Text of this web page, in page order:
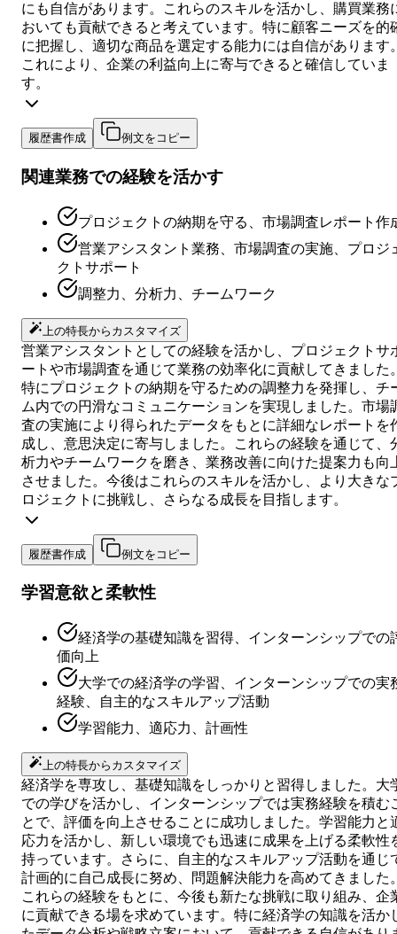
にも自信があります。これらのスキルを活かし、購買業務
おいても貢献できると考えています。特に顧客ニーズを的
に把握し、適切な商品を選定する能力には自信があります
これにより、企業の利益向上に寄与できると確信していま
す。
履歴書作成 例文をコピー
関連業務での経験を活かす
プロジェクトの納期を守る、市場調査レポート作
営業アシスタント業務、市場調査の実施、プロジ
クトサポート
調整力、分析力、チームワーク
上の特長からカスタマイズ
営業アシスタントとしての経験を活かし、プロジェクトサ
ートや市場調査を通じて業務の効率化に貢献してきました
特にプロジェクトの納期を守るための調整力を発揮し、チ
ム内での円滑なコミュニケーションを実現しました。市場
査の実施により得られたデータをもとに詳細なレポートを
成し、意思決定に寄与しました。これらの経験を通じて、
析力やチームワークを磨き、業務改善に向けた提案力も向
させました。今後はこれらのスキルを活かし、より大きな
ロジェクトに挑戦し、さらなる成長を目指します。
履歴書作成 例文をコピー
学習意欲と柔軟性
経済学の基礎知識を習得、インターンシップでの
価向上
大学での経済学の学習、インターンシップでの実
経験、自主的なスキルアップ活動
学習能力、適応力、計画性
上の特長からカスタマイズ
経済学を専攻し、基礎知識をしっかりと習得しました。大
での学びを活かし、インターンシップでは実務経験を積む
とで、評価を向上させることに成功しました。学習能力と
応力を活かし、新しい環境でも迅速に成果を上げる柔軟性
持っています。さらに、自主的なスキルアップ活動を通じ
計画的に自己成長に努め、問題解決能力を高めてきました
これらの経験をもとに、今後も新たな挑戦に取り組み、企
に貢献できる場を求めています。特に経済学の知識を活か